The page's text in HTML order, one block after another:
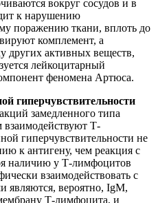
вокруг сосудов и в
к нарушению
поражению ткани, вплоть до
комплемент, а
других активных веществ,
лейкоцитарный
феномена Артюса.
гиперчувствительности
замедленного типа
взаимодействуют Т-
гиперчувствительности не
к антигену, чем реакция с
наличию у Т-лимфоцитов
взаимодействовать с
являются, вероятно, IgM,
Т-лимфоцита, и